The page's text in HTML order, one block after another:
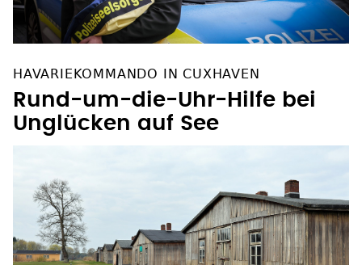
Rund-um-die-Uhr-Hilfe bei
Unglücken auf See